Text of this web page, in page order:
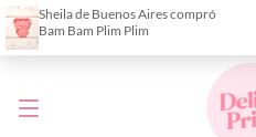
Demora de fabricación